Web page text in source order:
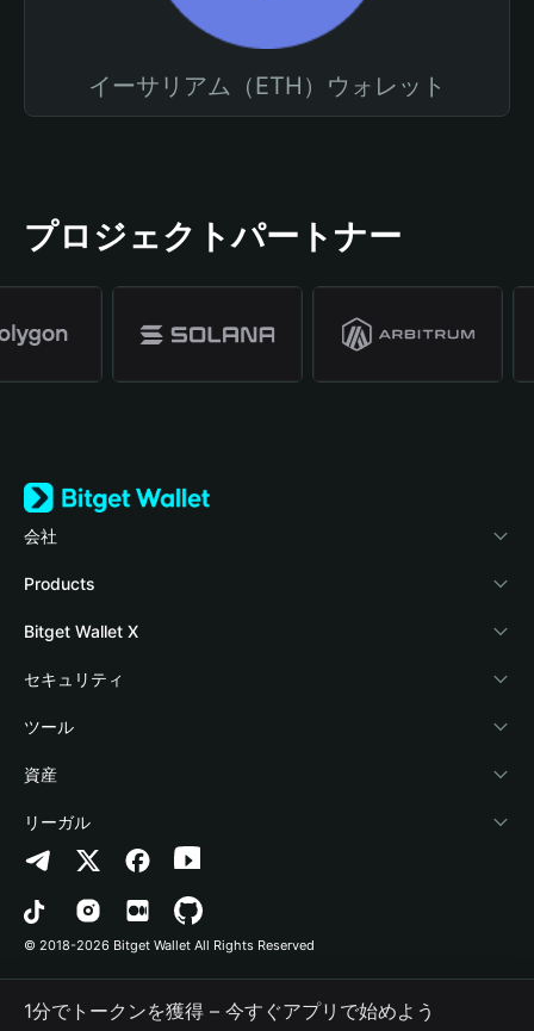
イーサリアム（ETH）ウォレット
プロジェクトパートナー
会社
Bitget Walletについて
ブログ
アカデミー
暗号資産ニュース
Help Center
お問い合わせ
ブランドリソース
キャリア
Products
Crypto Card
Stablecoin Earn
Payfi Crypto
Crypto Swap API
Altcoin Season Index
Prediction Markets
DApp
RWA
Bitget Wallet X
デベロッパー
ウォレットを接続
Bitget Wallet Pay
プロジェクトを掲載
セキュリティ
保護基金
セキュリティ技術
ツール
暗号資産を購入
認証検出
コントラクト検出
一括送金
資産
Arbitrum
Avalanche
Bitcoin
Polygon
リーガル
プライバシーポリシー
利用規約
© 2018-2026 Bitget Wallet All Rights Reserved
1分でトークンを獲得 – 今すぐアプリで始めよう